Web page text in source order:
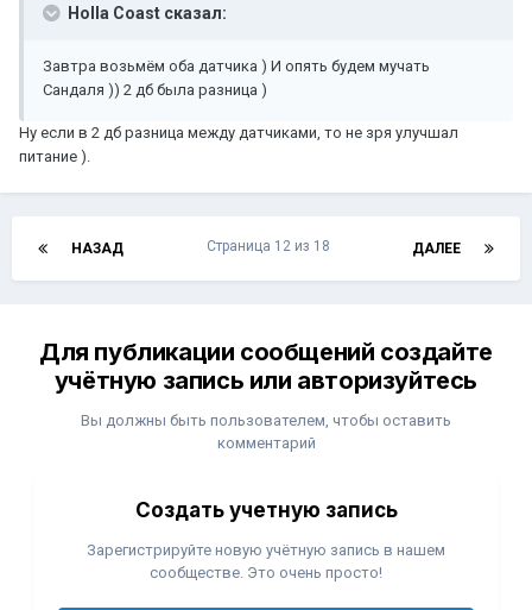
Holla Coast сказал:
Завтра возьмём оба датчика ) И опять будем мучать
Сандаля )) 2 дб была разница )
Ну если в 2 дб разница между датчиками, то не зря улучшал
питание ).
НАЗАД ДАЛЕЕ
Страница 12 из 18
Для публикации сообщений создайте
учётную запись или авторизуйтесь
Вы должны быть пользователем, чтобы оставить
комментарий
Создать учетную запись
Зарегистрируйте новую учётную запись в нашем
сообществе. Это очень просто!